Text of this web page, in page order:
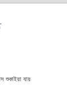
শুকাইয়া যায়